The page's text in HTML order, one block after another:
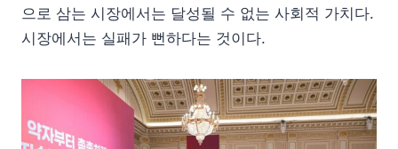
으로 삼는 시장에서는 달성될 수 없는 사회적 가치다.
시장에서는 실패가 뻔하다는 것이다.